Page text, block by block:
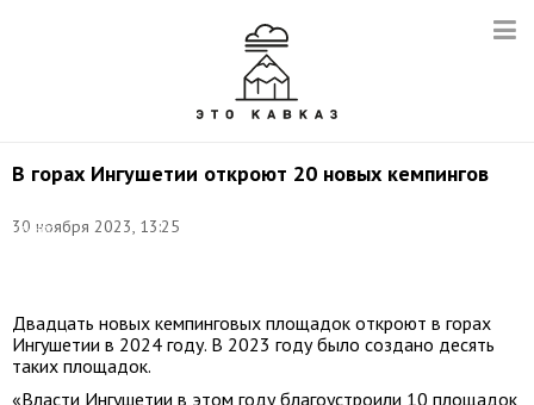
В горах Ингушетии откроют 20 новых кемпингов
30 ноября 2023, 13:25
служба
Двадцать новых кемпинговых площадок откроют в горах
Ингушетии в 2024 году. В 2023 году было создано десять
таких площадок.
«Власти Ингушетии в этом году благоустроили 10 площадок